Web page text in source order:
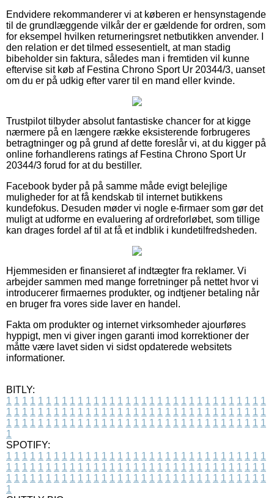
Endvidere rekommanderer vi at køberen er hensynstagende
til de grundlæggende vilkår der er gældende for ordren, som
for eksempel hvilken returneringsret netbutikken anvender. I
den relation er det tilmed essesentielt, at man stadig
bibeholder sin faktura, således man i fremtiden vil kunne
eftervise sit køb af Festina Chrono Sport Ur 20344/3, uanset
om du er på udkig efter varer til en mand eller kvinde.
Trustpilot tilbyder absolut fantastiske chancer for at kigge
nærmere på en længere række eksisterende forbrugeres
betragtninger og på grund af dette foreslår vi, at du kigger på
online forhandlerens ratings af Festina Chrono Sport Ur
20344/3 forud for at du bestiller.
Facebook byder på på samme måde evigt belejlige
muligheder for at få kendskab til internet butikkens
kundefokus. Desuden møder vi nogle e-firmaer som gør det
muligt at udforme en evaluering af ordreforløbet, som tillige
kan drages fordel af til at få et indblik i kundetilfredsheden.
Hjemmesiden er finansieret af indtægter fra reklamer. Vi
arbejder sammen med mange forretninger på nettet hvor vi
introducerer firmaernes produkter, og indtjener betaling når
en bruger fra vores side laver en handel.
Fakta om produkter og internet virksomheder ajourføres
hyppigt, men vi giver ingen garanti imod korrektioner der
måtte være lavet siden vi sidst opdaterede websitets
informationer.
BITLY:
1 1 1 1 1 1 1 1 1 1 1 1 1 1 1 1 1 1 1 1 1 1 1 1 1 1 1 1 1 1 1 1 1
1 1 1 1 1 1 1 1 1 1 1 1 1 1 1 1 1 1 1 1 1 1 1 1 1 1 1 1 1 1 1 1 1
1 1 1 1 1 1 1 1 1 1 1 1 1 1 1 1 1 1 1 1 1 1 1 1 1 1 1 1 1 1 1 1 1
1
SPOTIFY:
1 1 1 1 1 1 1 1 1 1 1 1 1 1 1 1 1 1 1 1 1 1 1 1 1 1 1 1 1 1 1 1 1
1 1 1 1 1 1 1 1 1 1 1 1 1 1 1 1 1 1 1 1 1 1 1 1 1 1 1 1 1 1 1 1 1
1 1 1 1 1 1 1 1 1 1 1 1 1 1 1 1 1 1 1 1 1 1 1 1 1 1 1 1 1 1 1 1 1
1